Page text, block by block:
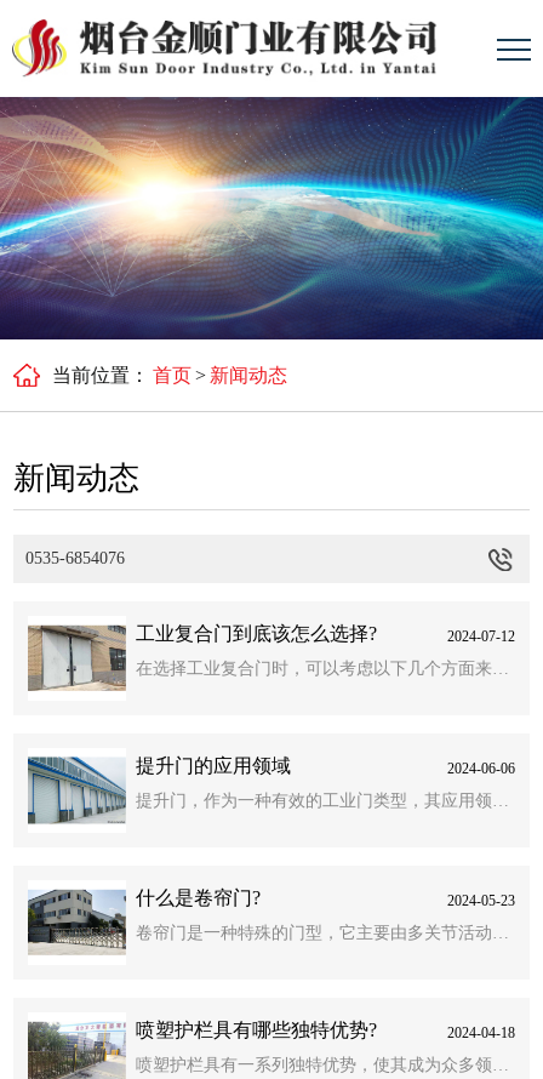
当前位置： 首页> 新闻动态
新闻动态
0535-6854076
工业复合门到底该怎么选择? 2024-07-12
在选择工业复合门时，可以考虑以下几个方面来确
框架和内填料等。优异的复合门应具有坚固耐用的
特点，不易变形、开裂。同时，注意检查门扇的填
提升门的应用领域 2024-06-06
提升门，作为一种有效的工业门类型，其应用领域
其密封性能和安全性能较高，能够有效地防止外界
灰尘、噪音和冷空气的侵入，保持车间内部的清洁
什么是卷帘门? 2024-05-23
卷帘门是一种特殊的门型，它主要由多关节活动的
能够像卷轴一样卷起或放下，从而实现门的开启和
关闭。卷帘门通常由帘板、座板、导轨、支座、卷
喷塑护栏具有哪些独特优势? 2024-04-18
喷塑护栏具有一系列独特优势，使其成为众多领域